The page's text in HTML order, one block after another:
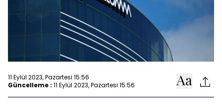
11 Eylül 2023, Pazartesi 15:56
Güncelleme : 11 Eylül 2023, Pazartesi 15:56